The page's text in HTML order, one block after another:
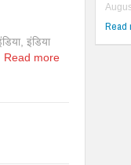
इंडिया
Read more
Read